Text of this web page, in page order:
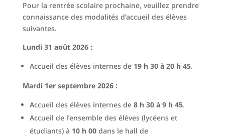
Pour la rentrée scolaire prochaine, veuillez prendre
connaissance des modalités d’accueil des élèves
suivantes.
Lundi 31 août 2026 :
Accueil des élèves internes de 19 h 30 à 20 h 45.
Mardi 1er septembre 2026 :
Accueil des élèves internes de 8 h 30 à 9 h 45.
Accueil de l’ensemble des élèves (lycéens et
étudiants) à 10 h 00dans le hall de